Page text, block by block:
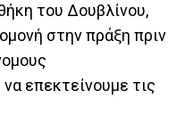
του Δουβλίνου,
στην πράξη πριν
επεκτείνουμε τις